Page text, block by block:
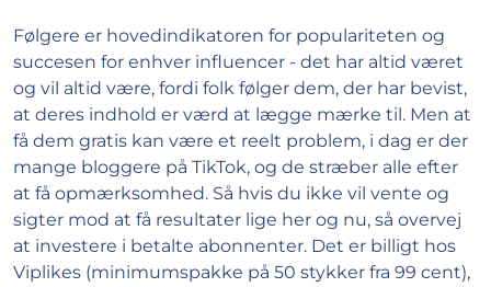
Følgere er hovedindikatoren for populariteten og
succesen for enhver influencer - det har altid været
og vil altid være, fordi folk følger dem, der har bevist,
at deres indhold er værd at lægge mærke til. Men at
få dem gratis kan være et reelt problem, i dag er der
mange bloggere på TikTok, og de stræber alle efter
at få opmærksomhed. Så hvis du ikke vil vente og
sigter mod at få resultater lige her og nu, så overvej
at investere i betalte abonnenter. Det er billigt hos
Viplikes (minimumspakke på 50 stykker fra 99 cent),